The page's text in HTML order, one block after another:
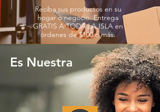
Reciba sus productos en su
hogar o negocio. Entrega
GRATIS A TODA LA ISLA en
órdenes de $100 o más.
Es Nuestra